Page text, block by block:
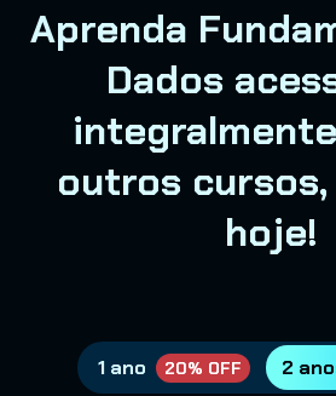
Aprenda
Dados
outros
hoje!
1 ano 20% OFF 2